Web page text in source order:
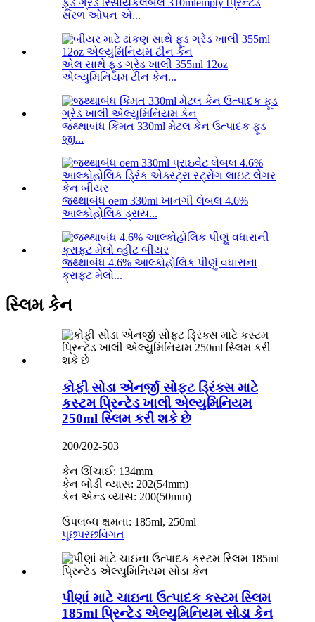
ફૂડ ગ્રેડ રિસાયકલેબલ 310mlempty પ્રિન્ટેડ
સરળ ઓપન એ...
એલ સાથે ફૂડ ગ્રેડ ખાલી 355ml 12oz
એલ્યુમિનિયમ ટીન કેન...
જથ્થાબંધ કિંમત 330ml મેટલ કેન ઉત્પાદક ફૂડ
જી...
જથ્થાબંધ oem 330ml ખાનગી લેબલ 4.6%
આલ્કોહોલિક ડ્રાય...
જથ્થાબંધ 4.6% આલ્કોહોલિક પીણું વધારાના
ક્રાફ્ટ મેલો...
સ્લિમ કેન
કોફી સોડા એનર્જી સોફ્ટ ડ્રિંક્સ માટે
કસ્ટમ પ્રિન્ટેડ ખાલી એલ્યુમિનિયમ
250ml સ્લિમ કરી શકે છે
200/202-503
કેન ઊંચાઈ: 134mm
કેન બોડી વ્યાસ: 202(54mm)
કેન એન્ડ વ્યાસ: 200(50mm)
ઉપલબ્ધ ક્ષમતા: 185ml, 250ml
પૂછપરછવિગત
પીણાં માટે ચાઇના ઉત્પાદક કસ્ટમ સ્લિમ
185ml પ્રિન્ટેડ એલ્યુમિનિયમ સોડા કેન